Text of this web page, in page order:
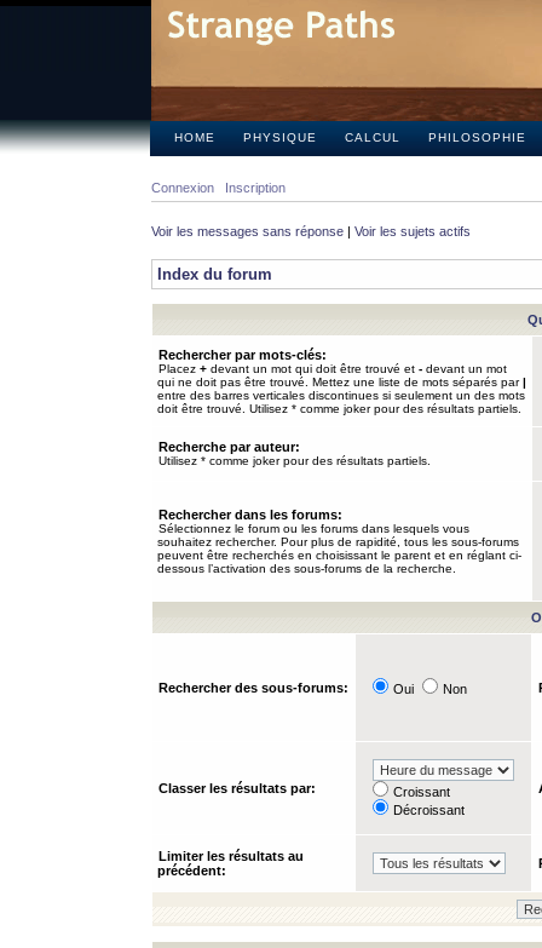
HOME PHYSIQUE CALCUL PHILOSOPHIE
Connexion Inscription
Voir les messages sans réponse | Voir les sujets actifs
Index du forum
Rechercher par mots-clés:
Placez + devant un mot qui doit être trouvé et - devant un mot
qui ne doit pas être trouvé. Mettez une liste de mots séparés par|
entre des barres verticales discontinues si seulement un des mots
doit être trouvé. Utilisez * comme joker pour des résultats partiels.
Recherche par auteur:
Utilisez * comme joker pour des résultats partiels.
Rechercher dans les forums:
Sélectionnez le forum ou les forums dans lesquels vous
souhaitez rechercher. Pour plus de rapidité, tous les sous-forums
peuvent être recherchés en choisissant le parent et en réglant ci-
dessous l’activation des sous-forums de la recherche.
Rechercher des sous-forums: Oui Non
Classer les résultats par:
Croissant
Décroissant
Limiter les résultats au
précédent: